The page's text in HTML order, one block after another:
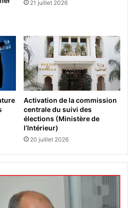
21 juillet 2026
Activation de la commission
centrale du suivi des
élections (Ministère de
l’Intérieur)
20 juillet 2026